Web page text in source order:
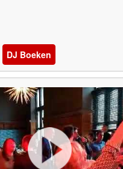
DJ Boeken